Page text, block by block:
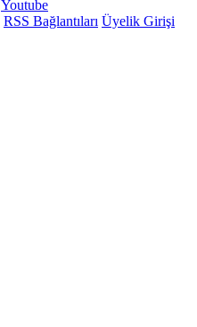
Youtube
RSS Bağlantıları Üyelik Girişi